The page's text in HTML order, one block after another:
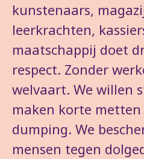
kunstenaars,
leerkrachten,
maatschappij doet
respect. Zonder
welvaart. We willen
maken korte metten
dumping. We
mensen tegen